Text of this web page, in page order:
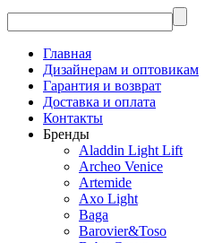
Главная
Дизайнерам и оптовикам
Гарантия и возврат
Доставка и оплата
Контакты
Бренды
Aladdin Light Lift
Archeo Venice
Artemide
Axo Light
Baga
Barovier&Toso